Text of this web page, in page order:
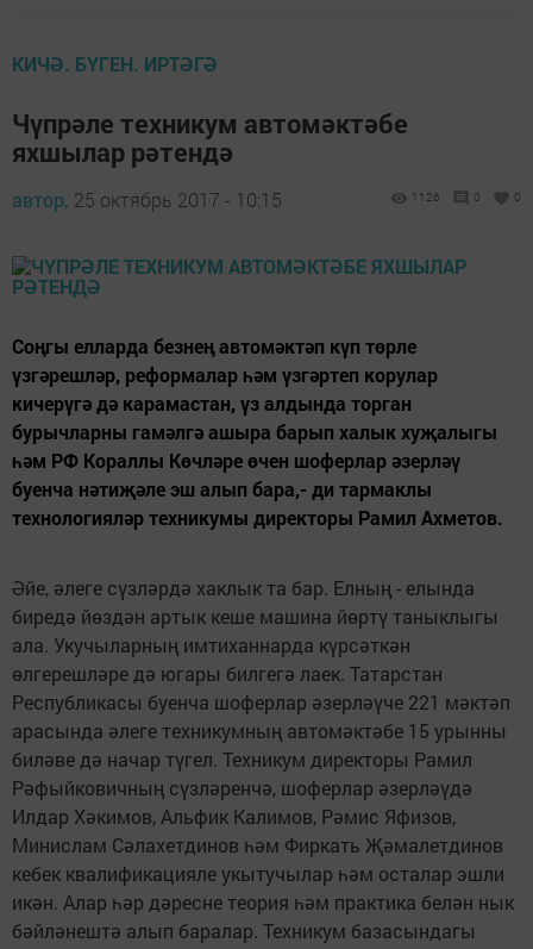
КИЧӘ. БҮГЕН. ИРТӘГӘ
Чүпрәле техникум автомәктәбе
яхшылар рәтендә
автор, 25 октябрь 2017 - 10:15 1126 0 0
Соңгы елларда безнең автомәктәп күп төрле
үзгәрешләр, реформалар һәм үзгәртеп корулар
кичерүгә дә карамастан, үз алдында торган
бурычларны гамәлгә ашыра барып халык хуҗалыгы
һәм РФ Кораллы Көчләре өчен шоферлар әзерләү
буенча нәтиҗәле эш алып бара,- ди тармаклы
технологияләр техникумы директоры Рамил Ахметов.
Әйе, әлеге сүзләрдә хаклык та бар. Елның - елында
биредә йөздән артык кеше машина йөртү таныклыгы
ала. Укучыларның имтиханнарда күрсәткән
өлгерешләре дә югары билгегә лаек. Татарстан
Республикасы буенча шоферлар әзерләүче 221 мәктәп
арасында әлеге техникумның автомәктәбе 15 урынны
биләве дә начар түгел. Техникум директоры Рамил
Рәфыйковичның сүзләренчә, шоферлар әзерләүдә
Илдар Хәкимов, Альфик Калимов, Рәмис Яфизов,
Минислам Сәлахетдинов һәм Фиркать Җәмалетдинов
кебек квалификацияле укытучылар һәм осталар эшли
икән. Алар һәр дәресне теория һәм практика белән нык
бәйләнештә алып баралар. Техникум базасындагы